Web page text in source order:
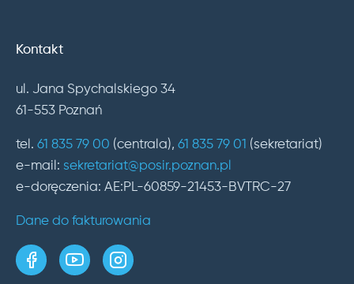
Kontakt
ul. Jana Spychalskiego 34
61-553 Poznań
tel. 61 835 79 00 (centrala), 61 835 79 01 (sekretariat)
e-mail: sekretariat@posir.poznan.pl
e-doręczenia: AE:PL-60859-21453-BVTRC-27
Dane do fakturowania
strona w serwisie Facebook
kanał w serwisie YouTube
profil w serwisie Instagram